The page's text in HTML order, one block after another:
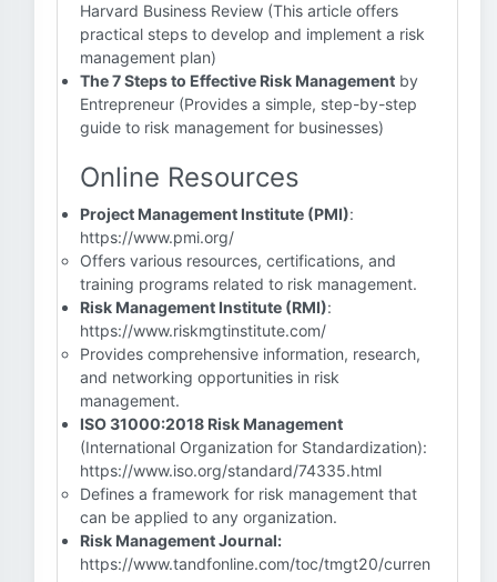
Harvard Business Review (This article offers
practical steps to develop and implement a risk
management plan)
The 7 Steps to Effective Risk Management by
Entrepreneur (Provides a simple, step-by-step
guide to risk management for businesses)
Online Resources
Project Management Institute (PMI):
https://www.pmi.org/
Offers various resources, certifications, and
training programs related to risk management.
Risk Management Institute (RMI):
https://www.riskmgtinstitute.com/
Provides comprehensive information, research,
and networking opportunities in risk
management.
ISO 31000:2018 Risk Management
(International Organization for Standardization):
https://www.iso.org/standard/74335.html
Defines a framework for risk management that
can be applied to any organization.
Risk Management Journal:
https://www.tandfonline.com/toc/tmgt20/curren